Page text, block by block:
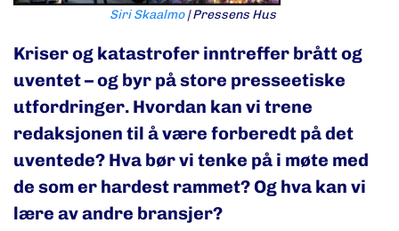
Siri Skaalmo| Pressens Hus
Kriser og katastrofer inntreffer brått og
uventet – og byr på store presseetiske
utfordringer. Hvordan kan vi trene
redaksjonen til å være forberedt på det
uventede? Hva bør vi tenke på i møte med
de som er hardest rammet? Og hva kan vi
lære av andre bransjer?